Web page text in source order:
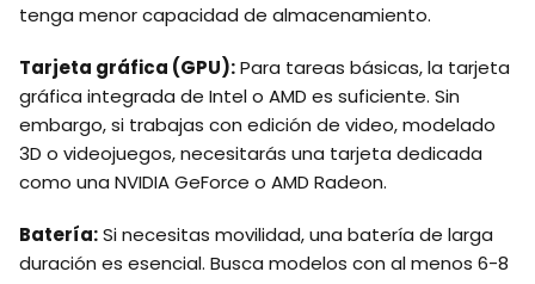
tenga menor capacidad de almacenamiento.
Tarjeta gráfica (GPU):Para tareas básicas, la tarjeta
gráfica integrada de Intel o AMD es suficiente. Sin
embargo, si trabajas con edición de video, modelado
3D o videojuegos, necesitarás una tarjeta dedicada
como una NVIDIA GeForce o AMD Radeon.
Batería:Si necesitas movilidad, una batería de larga
duración es esencial. Busca modelos con al menos 6-8